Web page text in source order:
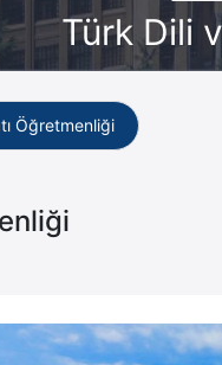
Türk Dili
Öğretmenliği